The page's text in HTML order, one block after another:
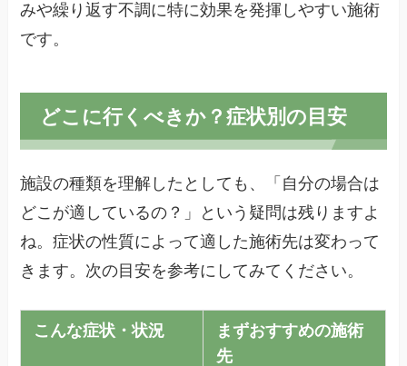
みや繰り返す不調に特に効果を発揮しやすい施術
です。
どこに行くべきか？症状別の目安
施設の種類を理解したとしても、「自分の場合は
どこが適しているの？」という疑問は残りますよ
ね。症状の性質によって適した施術先は変わって
きます。次の目安を参考にしてみてください。
こんな症状・状況
まずおすすめの施術
先